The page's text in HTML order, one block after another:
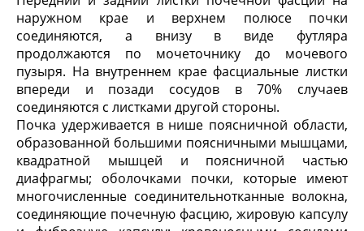
наружном крае и верхнем полюсе почки
соединяются, а внизу в виде футляра
продолжаются по мочеточнику до мочевого
пузыря. На внутреннем крае фасциальные листки
впереди и позади сосудов в 70% случаев
соединяются с листками другой стороны.
Почка удерживается в нише поясничной области,
образованной большими поясничными мышцами,
квадратной мышцей и поясничной частью
диафрагмы; оболочками почки, которые имеют
многочисленные соединительнотканные волокна,
соединяющие почечную фасцию, жировую капсулу